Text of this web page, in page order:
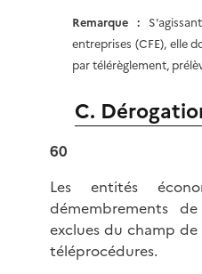
Remarque :
entreprises (CFE), elle
par télérèglement,
C.
60
Les entités
démembrements
exclues du champ
téléprocédures.